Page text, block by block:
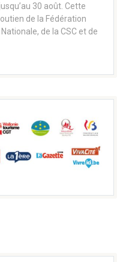
30 août. Cette
de la Fédération
de la CSC et de